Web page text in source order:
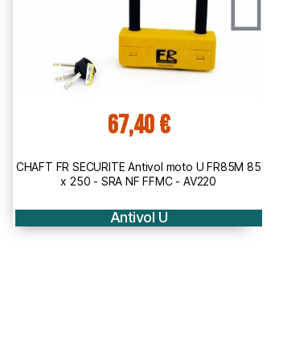
85
71,90 €
CHAFT FR SECURITE Antivol moto U
SRA - AV250